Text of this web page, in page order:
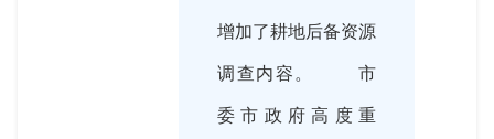
增加了耕地后备资源
调查内容。 市
委市政府高度重